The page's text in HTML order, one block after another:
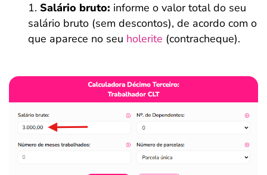
Salário bruto: informe o valor total do seu
salário bruto (sem descontos), de acordo com o
que aparece no seu holerite (contracheque).